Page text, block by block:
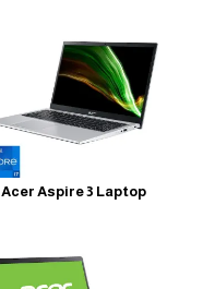
Acer Aspire 3 Laptop